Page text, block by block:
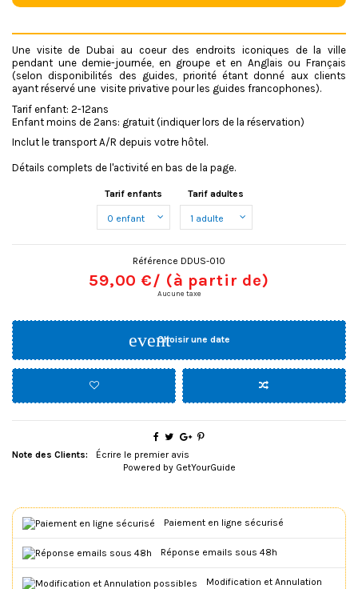
Une visite de Dubai au coeur des endroits iconiques de la ville
pendant une demie-journée, en groupe et en Anglais ou Français
(selon disponibilités des guides, priorité étant donné aux clients
ayant réservé une visite privative pour les guides francophones).
Tarif enfant: 2-12ans
Enfant moins de 2ans: gratuit (indiquer lors de la réservation)
Inclut le transport A/R depuis votre hôtel.
Détails complets de l'activité en bas de la page.
Tarif enfants Tarif adultes
Référence DDUS-010
59,00 €/ (à partir de)
Aucune taxe
eventChoisir une date
Note des Clients:
Écrire le premier avis
Powered by GetYourGuide
Paiement en ligne sécurisé
Réponse emails sous 48h
Modification et Annulation